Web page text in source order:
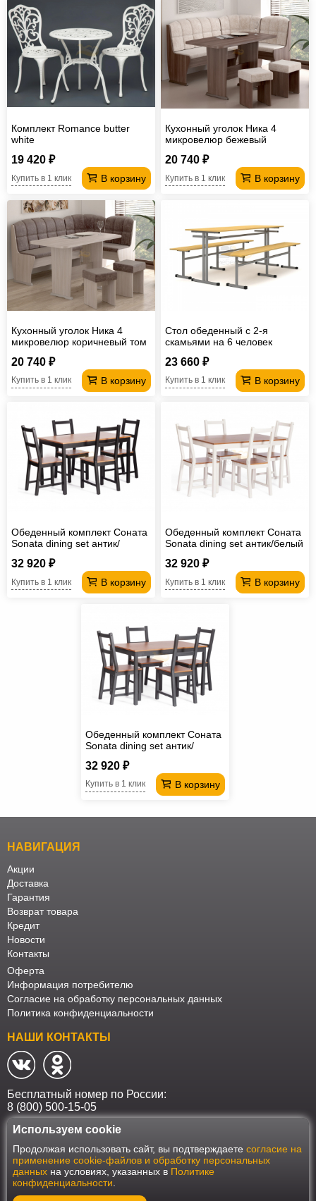
Комплект Romance butter
white
19 420 ₽
В корзину
Купить в 1 клик
Кухонный уголок Ника 4
микровелюр бежевый
20 740 ₽
В корзину
Купить в 1 клик
Кухонный уголок Ника 4
микровелюр коричневый том
20 740 ₽
В корзину
Купить в 1 клик
Стол обеденный с 2-я
скамьями на 6 человек
Лицей
23 660 ₽
В корзину
Купить в 1 клик
Обеденный комплект Соната
Sonata dining set антик/
32 920 ₽
В корзину
Купить в 1 клик
Обеденный комплект Соната
Sonata dining set антик/белый
32 920 ₽
В корзину
Купить в 1 клик
Обеденный комплект Соната
Sonata dining set антик/
32 920 ₽
В корзину
Купить в 1 клик
НАВИГАЦИЯ
Акции
Доставка
Гарантия
Возврат товара
Кредит
Новости
Контакты
Оферта
Информация потребителю
Согласие на обработку персональных данных
Политика конфиденциальности
НАШИ КОНТАКТЫ
Бесплатный номер по России:
8 (800) 500-15-05
Наш интернет-магазин работает в соответствии с требованиями
Федерального закона от 27 июля 2006 года №152-ФЗ "О персональных
данных". Оформить заказ на сайте Мебеласка возможно только при
наличии согласия на обработку Ваших персональных данных. Для
улучшения работы сайта и его взаимодействия с пользователями мы
используем файлы cookie. Продолжая пользоваться сайтом, вы
Используем cookie
Продолжая использовать сайт, вы подтверждаете согласие на
применение cookie-файлов и обработку персональных
данных на условиях, указанных в Политике
конфиденциальности